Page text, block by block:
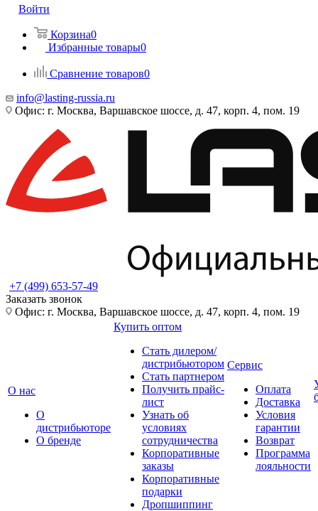
Войти
Корзина0
Избранные товары0
Сравнение товаров0
info@lasting-russia.ru
Офис: г. Москва, Варшавское шоссе, д. 47, корп. 4, пом. 19
+7 (499) 653-57-49
Заказать звонок
Офис: г. Москва, Варшавское шоссе, д. 47, корп. 4, пом. 19
О нас
О
дистрибьюторе
О бренде
Купить оптом
Стать дилером/
дистрибьютором
Стать партнером
Получить прайс-
лист
Узнать об
условиях
сотрудничества
Корпоративные
заказы
Корпоративные
подарки
Дропшиппинг
Сервис
Оплата
Доставка
Условия
гарантии
Возврат
Программа
лояльности